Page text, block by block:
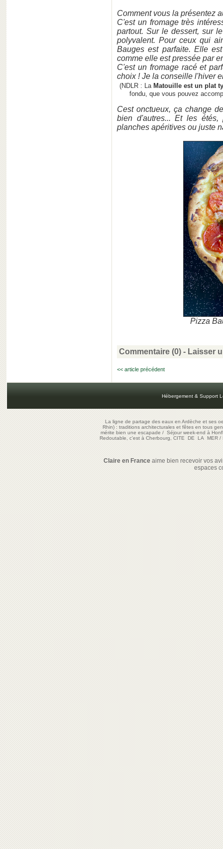
Comment vous la présentez
C'est un fromage très
partout. Sur le dessert, sur
polyvalent. Pour ceux qui
Bauges est parfaite. Elle
comme elle est pressée par
C'est un fromage racé et
choix ! Je la conseille l'hiver
(NDLR : La Matouille est un plat
fondu, que vous pouvez
Cest onctueux, ça change
bien d'autres... Et les
planches apéritives ou juste
Pizza
Commentaire (0) - Laisser
<< article précédent
Hébergement & Support
La ligne de partage des eaux en Ardèche et ses
Rhin) : traditions architecturales et fêtes en tous
mérite bien une escapade/Séjour week-end à
Redoutable, c'est à Cherbourg, CITE DE LA MER/
Claire en Franceaime bien recevoir vos
espaces